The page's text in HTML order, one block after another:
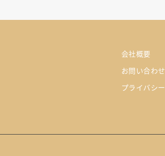
会社概要
お問い合わせ
プライバシ